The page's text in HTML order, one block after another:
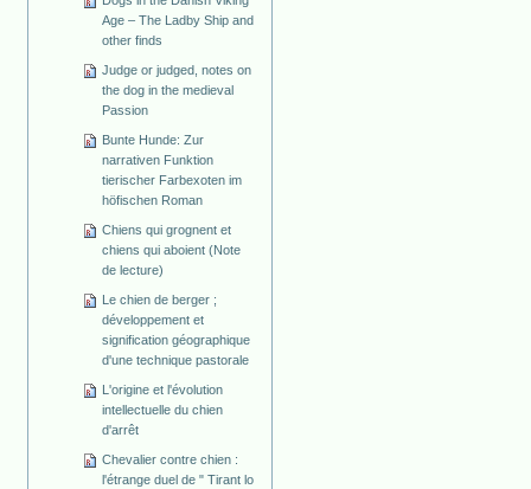
Age – The Ladby Ship and
other finds
Judge or judged, notes on
the dog in the medieval
Passion
Bunte Hunde: Zur
narrativen Funktion
tierischer Farbexoten im
höfischen Roman
Chiens qui grognent et
chiens qui aboient (Note
de lecture)
Le chien de berger ;
développement et
signification géographique
d'une technique pastorale
L'origine et l'évolution
intellectuelle du chien
d'arrêt
Chevalier contre chien :
l'étrange duel de " Tirant lo